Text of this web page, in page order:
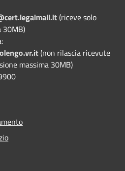
(riceve solo
30MB)
(non rilascia ricevute
massima 30MB)